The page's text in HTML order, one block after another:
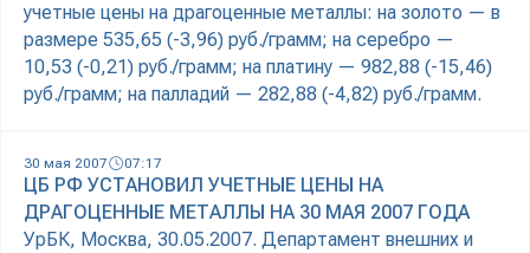
учетные цены на драгоценные металлы: на золото — в
размере 535,65 (-3,96) руб./грамм; на серебро —
10,53 (-0,21) руб./грамм; на платину — 982,88 (-15,46)
руб./грамм; на палладий — 282,88 (-4,82) руб./грамм.
30 мая 2007 07:17
ЦБ РФ УСТАНОВИЛ УЧЕТНЫЕ ЦЕНЫ НА
ДРАГОЦЕННЫЕ МЕТАЛЛЫ НА 30 МАЯ 2007 ГОДА
УрБК, Москва, 30.05.2007. Департамент внешних и